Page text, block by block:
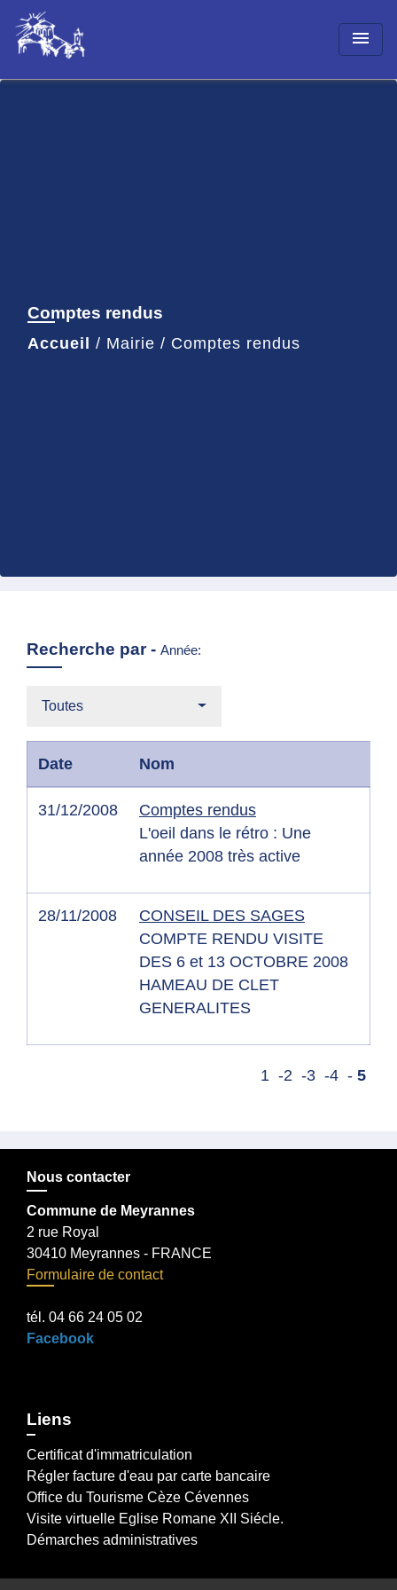
menu
Comptes rendus
Accueil / Mairie / Comptes rendus
Recherche par - Année:
Toutes
Date Nom
31/12/2008
Comptes rendus
L'oeil dans le rétro : Une
année 2008 très active
28/11/2008
CONSEIL DES SAGES
COMPTE RENDU VISITE
DES 6 et 13 OCTOBRE 2008
HAMEAU DE CLET
GENERALITES
1 -2 -3 -4 - 5
Nous contacter
Commune de Meyrannes
2 rue Royal
30410 Meyrannes - FRANCE
Formulaire de contact
tél. 04 66 24 05 02
Facebook
Liens
Certificat d'immatriculation
Régler facture d'eau par carte bancaire
Office du Tourisme Cèze Cévennes
Visite virtuelle Eglise Romane XII Siécle.
Démarches administratives